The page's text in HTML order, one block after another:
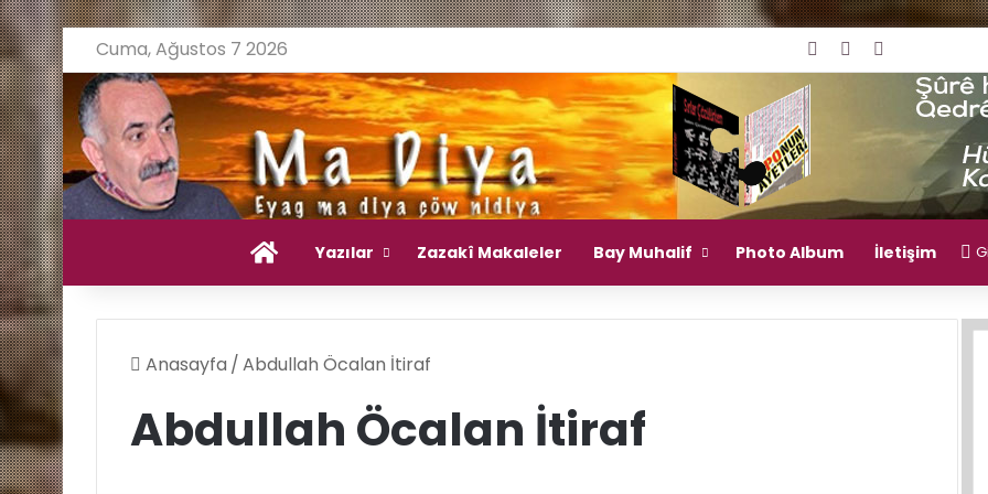
Cuma, Ağustos 7 2026 Giriş YapRastgele Makale
Ana Sayfa
Yazılar Zazakî Makaleler Bay Muhalif Photo Album İletişim
Anasayfa /Abdullah Öcalan İtiraf
Abdullah Öcalan İtiraf